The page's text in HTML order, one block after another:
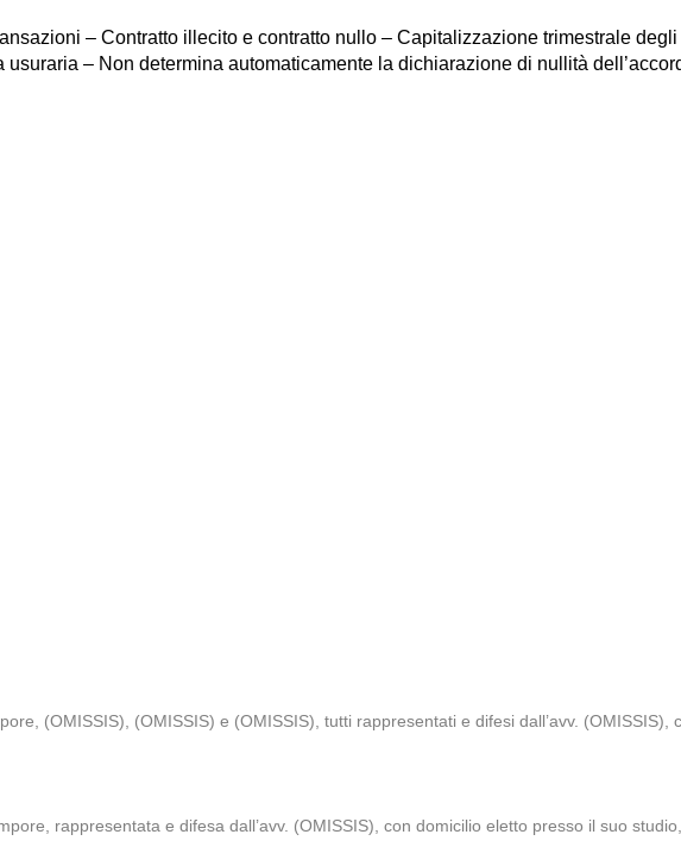
– Contratto illecito e contratto nullo – Capitalizzazione trimestrale
– Non determina automaticamente la dichiarazione di nullità
(OMISSIS), (OMISSIS) e (OMISSIS), tutti rappresentati e difesi dall’avv. (OMISSIS),
rappresentata e difesa dall’avv. (OMISSIS), con domicilio eletto presso il suo